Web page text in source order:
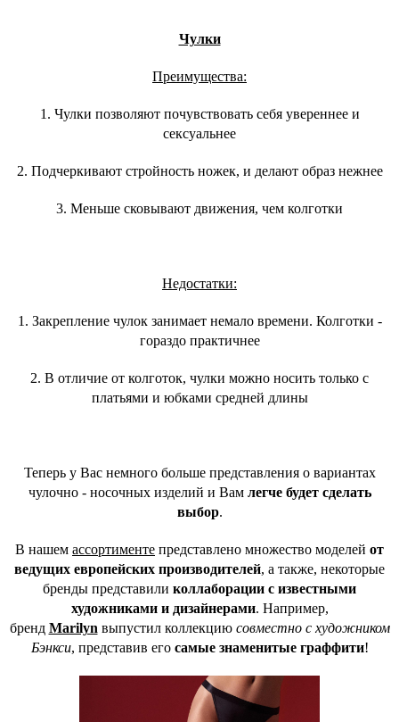
Чулки
Преимущества:
1. Чулки позволяют почувствовать себя увереннее и
сексуальнее
2. Подчеркивают стройность ножек, и делают образ нежнее
3. Меньше сковывают движения, чем колготки
Недостатки:
1. Закрепление чулок занимает немало времени. Колготки -
гораздо практичнее
2. В отличие от колготок, чулки можно носить только с
платьями и юбками средней длины
Теперь у Вас немного больше представления о вариантах
чулочно - носочных изделий и Вам легче будет сделать
выбор.
В нашем ассортименте представлено множество моделей от
ведущих европейских производителей, а также, некоторые
бренды представили коллаборации с известными
художниками и дизайнерами. Например,
бренд Marilyn выпустил коллекцию совместно с художником
Бэнкси, представив его самые знаменитые граффити!